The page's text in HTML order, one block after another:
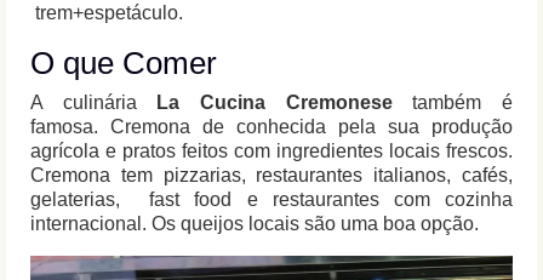
trem+espetáculo.
O que Comer
A culinária La Cucina Cremonesetambém é
famosa. Cremona de conhecida pela sua produção
agrícola e pratos feitos com ingredientes locais frescos.
Cremona tem pizzarias, restaurantes italianos, cafés,
gelaterias, fast food e restaurantes com cozinha
internacional. Os queijos locais são uma boa opção.